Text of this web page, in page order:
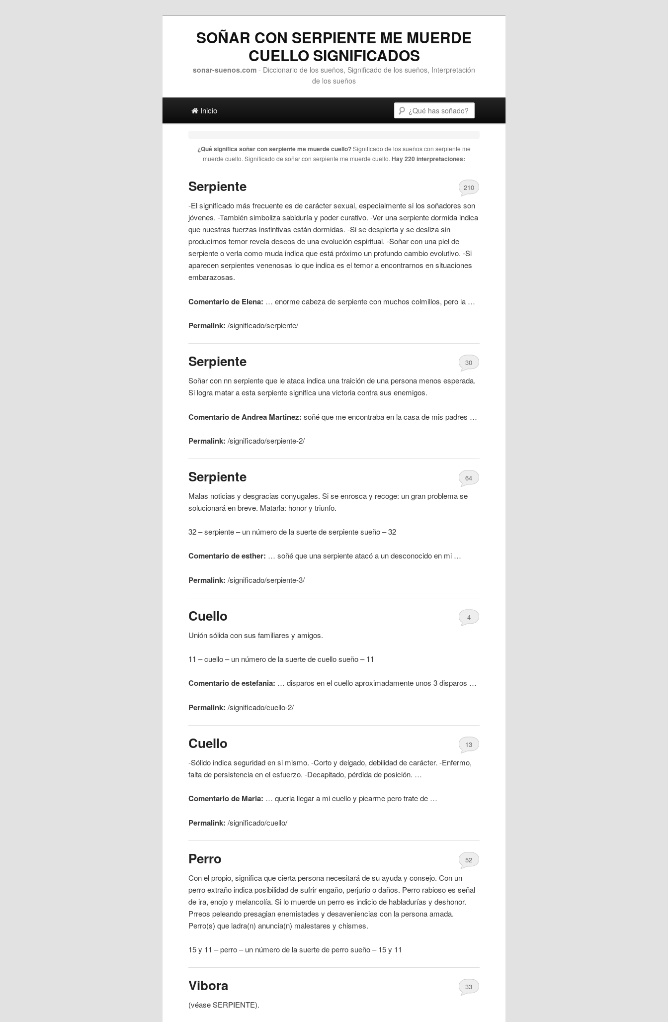
SOÑAR CON SERPIENTE ME MUERDE
CUELLO SIGNIFICADOS
sonar-suenos.com - Diccionario de los sueños, Significado de los sueños, Interpretación
de los sueños
Skip to primary content
Skip to secondary content
Inicio
¿Qué significa soñar conserpiente me muerde cuello?Significado de los sueños con serpiente me
muerde cuello. Significado de soñar con serpiente me muerde cuello.Hay 220 interpretaciones:
Serpiente 210
-El significado más frecuente es de carácter sexual, especialmente si los soñadores son
jóvenes. -También simboliza sabiduría y poder curativo. -Ver unaserpientedormida indica
que nuestras fuerzas instintivas están dormidas. -Si se despierta y se desliza sin
producirnos temor revela deseos de una evolución espiritual. -Soñar con una piel de
serpienteo verla como muda indica que está próximo un profundo cambio evolutivo. -Si
aparecen serpientes venenosas lo que indica es el temor a encontrarnos en situaciones
embarazosas.
Comentario de Elena: … enorme cabeza deserpientecon muchos colmillos, pero la …
Permalink: /significado/serpiente/
Serpiente 30
Soñar con nnserpienteque le ataca indica una traición de una persona menos esperada.
Si logra matar a estaserpientesignifica una victoria contra sus enemigos.
Comentario de Andrea Martinez: soñé que meencontraba en la casa de mis padres …
Permalink: /significado/serpiente-2/
Serpiente 64
Malas noticias y desgracias conyugales. Si se enrosca y recoge: un gran problema se
solucionará en breve. Matarla: honor y triunfo.
32 –serpiente– un número de la suerte deserpientesueño – 32
Comentario de esther: … soñé que unaserpienteatacó a un desconocido en mi …
Permalink: /significado/serpiente-3/
Cuello 4
Unión sólida con sus familiares y amigos.
11 –cuello– un número de la suerte decuellosueño – 11
Comentario de estefania: … disparos en elcuelloaproximadamente unos 3 disparos …
Permalink: /significado/cuello-2/
Cuello 13
-Sólido indica seguridad en si mismo. -Corto y delgado, debilidad de carácter. -Enfermo,
falta de persistencia en el esfuerzo. -Decapitado, pérdida de posición. …
Comentario de Maria: … queria llegar a micuelloy picarme pero trate de …
Permalink: /significado/cuello/
Perro 52
Con el propio, significa que cierta persona necesitará de su ayuda y consejo. Con un
perro extraño indica posibilidad de sufrir engaño, perjurio o daños. Perro rabioso es señal
de ira, enojo y melancolía. Si lo muerde un perro es indicio de habladurías y deshonor.
Prreos peleando presagian enemistades y desaveniencias con la persona amada.
Perro(s) que ladra(n) anuncia(n) malestares y chismes.
15 y 11 – perro – un número de la suerte de perro sueño – 15 y 11
Vibora 33
(véaseSERPIENTE).